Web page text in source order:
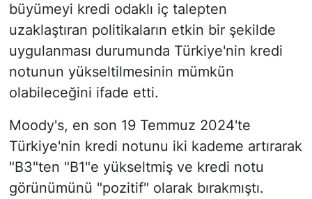
büyümeyi kredi odaklı iç talepten
uzaklaştıran politikaların etkin bir şekilde
uygulanması durumunda Türkiye'nin kredi
notunun yükseltilmesinin mümkün
olabileceğini ifade etti.
Moody's, en son 19 Temmuz 2024'te
Türkiye'nin kredi notunu iki kademe artırarak
"B3"ten "B1"e yükseltmiş ve kredi notu
görünümünü "pozitif" olarak bırakmıştı.